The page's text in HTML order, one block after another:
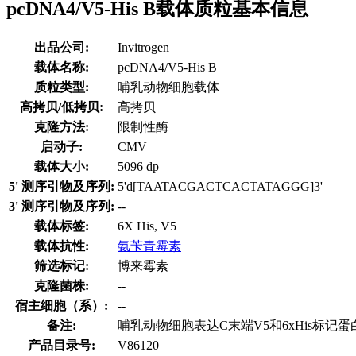
pcDNA4/V5-His B载体质粒基本信息
出品公司:
Invitrogen
载体名称:
pcDNA4/V5-His B
质粒类型:
哺乳动物细胞载体
高拷贝/低拷贝:
高拷贝
克隆方法:
限制性酶
启动子:
CMV
载体大小:
5096 dp
5' 测序引物及序列: 5'd[TAATACGACTCACTATAGGG]3'
3' 测序引物及序列: --
载体标签:
6X His, V5
载体抗性:
氨苄青霉素
筛选标记:
博来霉素
克隆菌株:
--
宿主细胞（系）:
--
备注:
哺乳动物细胞表达C末端V5和6xHis标记蛋
产品目录号:
V86120